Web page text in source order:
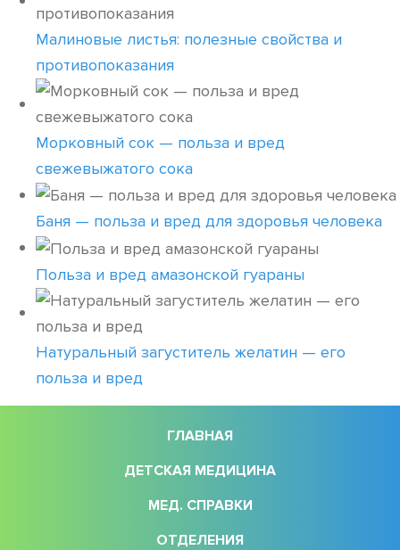
Малиновые листья: полезные свойства и
противопоказания
Морковный сок — польза и вред
свежевыжатого сока
Баня — польза и вред для здоровья человека
Польза и вред амазонской гуараны
Натуральный загуститель желатин — его
польза и вред
ГЛАВНАЯ
ДЕТСКАЯ МЕДИЦИНА
МЕД. СПРАВКИ
ОТДЕЛЕНИЯ